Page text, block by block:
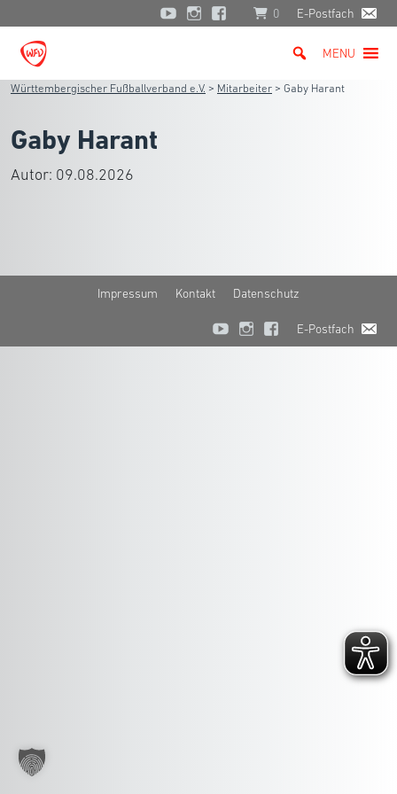
0 E-Postfach
MENU
Württembergischer Fußballverband e.V. > Mitarbeiter > Gaby Harant
Gaby Harant
Autor: 09.08.2026
Impressum Kontakt Datenschutz
E-Postfach